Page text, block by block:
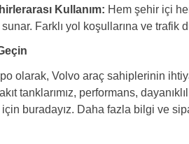
Kullanım: Hem şehir içi
Farklı yol koşullarına ve trafik
olarak, Volvo araç sahiplerinin
tanklarımız, performans,
buradayız. Daha fazla bilgi ve